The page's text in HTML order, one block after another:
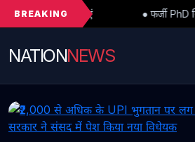
BREAKING● फर्जी PhD विवाद में बड़ा मोड़:
NATIONNEWS